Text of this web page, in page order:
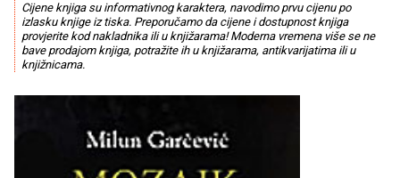
Cijene knjiga su informativnog karaktera, navodimo prvu cijenu po
izlasku knjige iz tiska. Preporučamo da cijene i dostupnost knjiga
provjerite kod nakladnika ili u knjižarama! Moderna vremena više se ne
bave prodajom knjiga, potražite ih u knjižarama, antikvarijatima ili u
knjižnicama.